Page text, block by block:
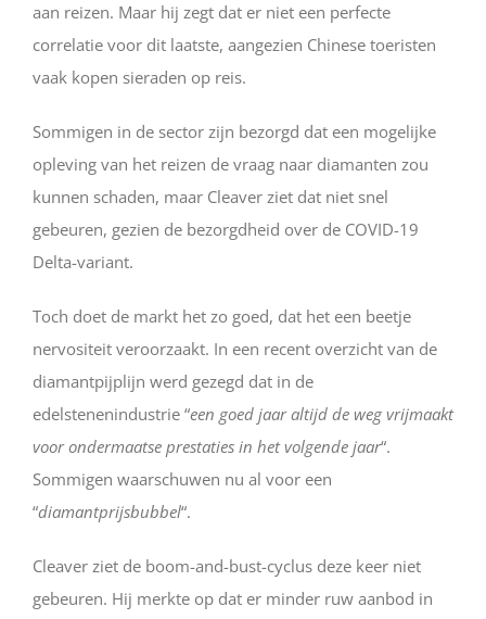
aan reizen. Maar hij zegt dat er niet een perfecte
correlatie voor dit laatste, aangezien Chinese toeristen
vaak kopen sieraden op reis.
Sommigen in de sector zijn bezorgd dat een mogelijke
opleving van het reizen de vraag naar diamanten zou
kunnen schaden, maar Cleaver ziet dat niet snel
gebeuren, gezien de bezorgdheid over de COVID-19
Delta-variant.
Toch doet de markt het zo goed, dat het een beetje
nervositeit veroorzaakt. In een recent overzicht van de
diamantpijplijn werd gezegd dat in de
edelstenenindustrie “een goed jaar altijd de weg vrijmaakt
voor ondermaatse prestaties in het volgende jaar“.
Sommigen waarschuwen nu al voor een
“diamantprijsbubbel“.
Cleaver ziet de boom-and-bust-cyclus deze keer niet
gebeuren. Hij merkte op dat er minder ruw aanbod in